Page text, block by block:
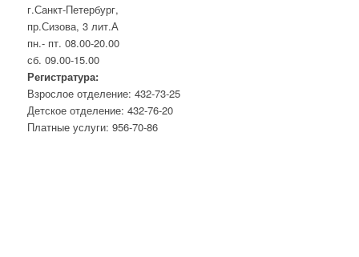
г.Санкт-Петербург,
пр.Сизова, 3 лит.А
пн.- пт. 08.00-20.00
сб. 09.00-15.00
Регистратура:
Взрослое отделение: 432-73-25
Детское отделение: 432-76-20
Платные услуги: 956-70-86